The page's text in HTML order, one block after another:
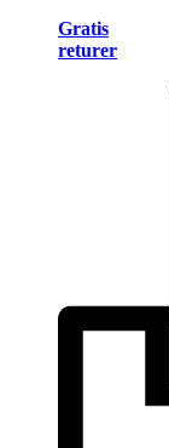
Gratis
returer